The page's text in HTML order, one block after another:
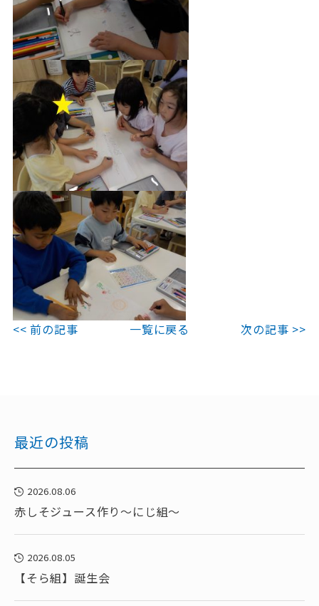
<< 前の記事 一覧に戻る 次の記事 >>
最近の投稿
2026.08.06
赤しそジュース作り～にじ組～
2026.08.05
【そら組】誕生会